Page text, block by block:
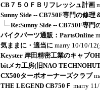
CB７５０ＦＢリフレッシュ計画
Sunny Side -- CB750F専門の修理
Re:Sunny Side -- CB750F専門
バイクパーツ通販：PartsOnline
気ままに・適当に marry 10/10/
Keyster 岸田精密工業のキャブ
bitメカ工房(旧NAO
CX500ターボオーナーズクラブ
THE LEGEND CB750Ｆ marry